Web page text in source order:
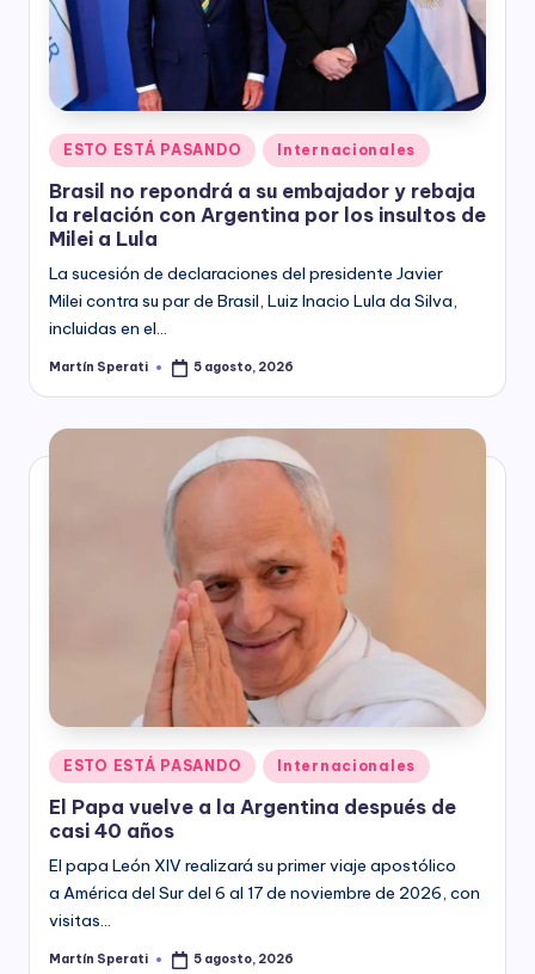
y
Posted
in
ESTO ESTÁ PASANDO Internacionales
Brasil no repondrá a su embajador y rebaja
la relación con Argentina por los insultos de
Milei a Lula
La sucesión de declaraciones del presidente Javier
Milei contra su par de Brasil, Luiz Inacio Lula da Silva,
incluidas en el…
Posted
Martín Sperati 5 agosto, 2026
Posted
in
ESTO ESTÁ PASANDO Internacionales
El Papa vuelve a la Argentina después de
casi 40 años
El papa León XIV realizará su primer viaje apostólico
a América del Sur del 6 al 17 de noviembre de 2026, con
visitas…
Posted
Martín Sperati 5 agosto, 2026